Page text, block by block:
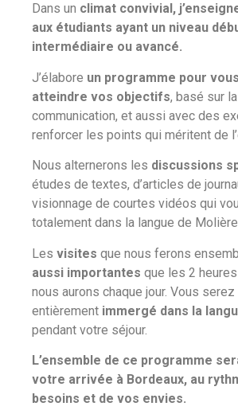
Dans un climat convivial,
aux étudiants ayant un niveau
intermédiaire ou avancé.
J’élabore un programme pour
atteindre vos objectifs, basé sur la
communication, et aussi avec des
renforcer les points qui méritent de
Nous alternerons les discussions
études de textes, d’articles de
visionnage de courtes vidéos qui
totalement dans la langue de
Les visites que nous ferons
aussi importantes que les 2
nous aurons chaque jour. Vous serez
entièrement immergé dans la
pendant votre séjour.
L’ensemble de ce programme
votre arrivée à Bordeaux, au
besoins et de vos envies.